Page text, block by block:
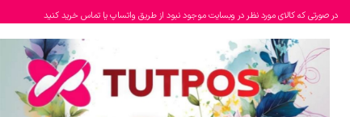
در صورتی که کالای مورد نظر در وبسایت موجود نبود از طریق واتساپ یا تماس خرید کنید